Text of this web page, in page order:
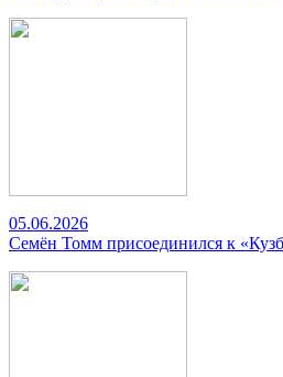
05.06.2026
Семён Томм присоединился к